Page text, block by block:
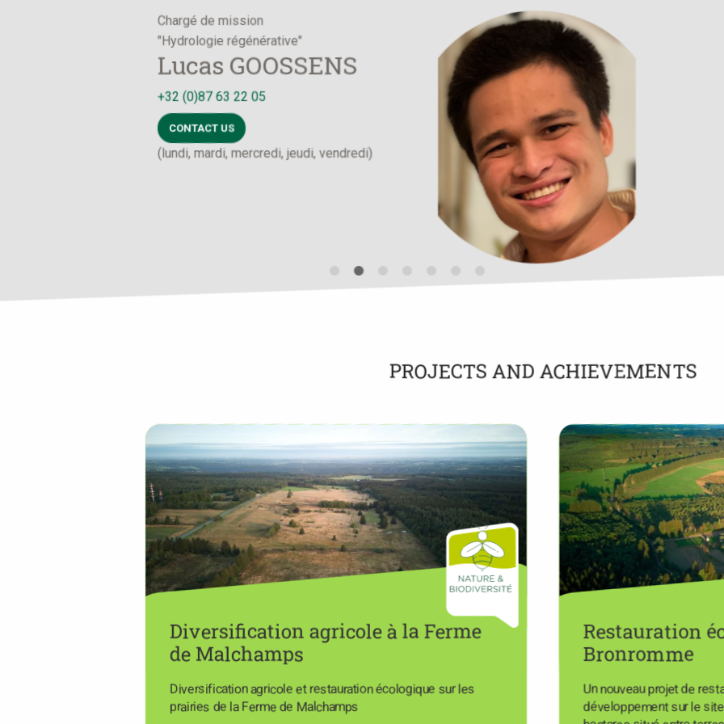
Administrative assistant
Pascale BAIRIN
+32 (0)87 63 22 05
CONTACT US
PROJECTS AND ACHIEVEMENTS
Diversification agricole à la Ferme
de Malchamps
Diversification agricole et restauration écologique sur les
prairies de la Ferme de Malchamps
Restauration
Bronromme
Un nouveau projet de
développement sur le